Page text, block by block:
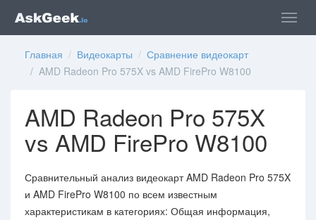
Главная / Видеокарты / Сравнение видеокарт
/ AMD Radeon Pro 575X vs AMD FirePro W8100
AMD Radeon Pro 575X
vs AMD FirePro W8100
Сравнительный анализ видеокарт AMD Radeon Pro 575X
и AMD FirePro W8100 по всем известным
характеристикам в категориях: Общая информация,